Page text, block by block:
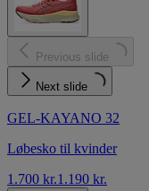
Previous slide
Next slide
GEL-KAYANO 32
Løbesko til kvinder
1.700 kr.1.190 kr.